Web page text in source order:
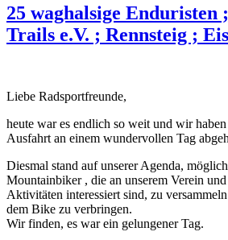
25 waghalsige
Trails e.V. ; Rennsteig ;
Liebe Radsportfreunde,
heute war es endlich so weit und wir
Ausfahrt an einem wundervollen Tag
Diesmal stand auf unserer Agenda,
Mountainbiker , die an unserem Verein
Aktivitäten interessiert sind, zu
dem Bike zu verbringen.
Wir finden, es war ein gelungener Tag.